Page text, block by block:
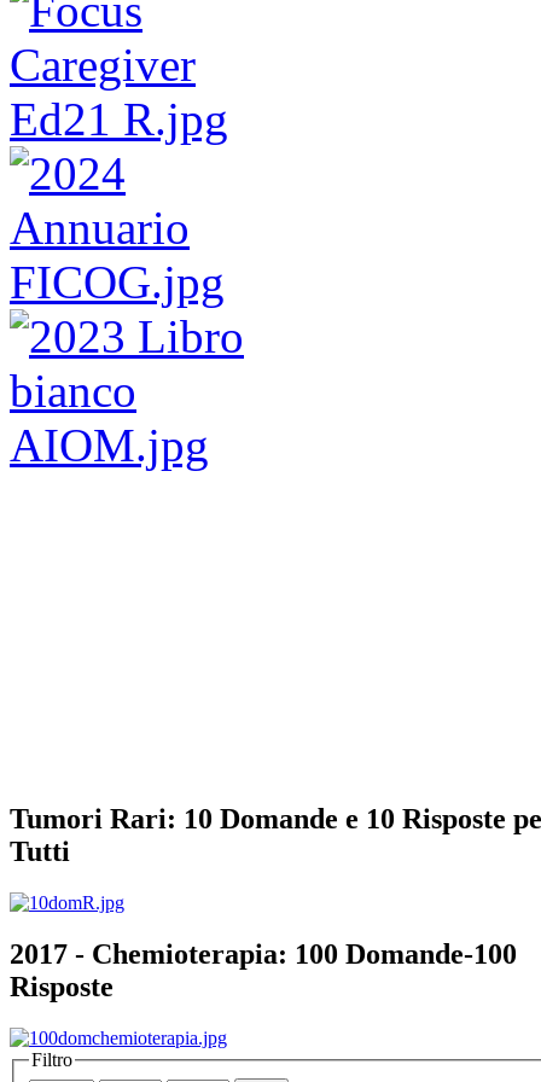
Tumori Rari: 10 Domande e 10 Risposte
Tutti
2017 - Chemioterapia: 100 Domande-100
Risposte
Filtro